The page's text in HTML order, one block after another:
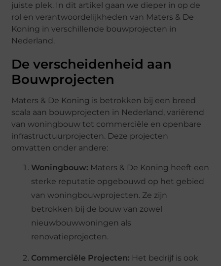
juiste plek. In dit artikel gaan we dieper in op de
rol en verantwoordelijkheden van Maters & De
Koning in verschillende bouwprojecten in
Nederland.
De verscheidenheid aan
Bouwprojecten
Maters & De Koning is betrokken bij een breed
scala aan bouwprojecten in Nederland, variërend
van woningbouw tot commerciële en openbare
infrastructuurprojecten. Deze projecten
omvatten onder andere:
Woningbouw: Maters & De Koning heeft een
sterke reputatie opgebouwd op het gebied
van woningbouwprojecten. Ze zijn
betrokken bij de bouw van zowel
nieuwbouwwoningen als
renovatieprojecten.
Commerciële Projecten: Het bedrijf is ook